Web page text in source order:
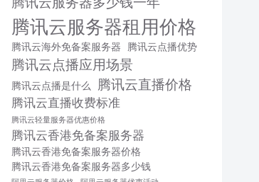
腾讯云服务器租用价格
腾讯云海外免备案服务器 腾讯云点播优势
腾讯云点播应用场景
腾讯云点播是什么 腾讯云直播价格
腾讯云直播收费标准
腾讯云轻量服务器优惠价格
腾讯云香港免备案服务器
腾讯云香港免备案服务器价格
腾讯云香港免备案服务器多少钱